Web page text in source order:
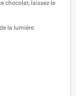
chocolat, laissez-le
la lumière.